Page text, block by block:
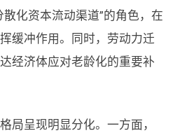
化资本流动渠道”的角色，在
缓冲作用。同时，劳动力迁
经济体应对老龄化的重要补
局呈现明显分化。一方面，